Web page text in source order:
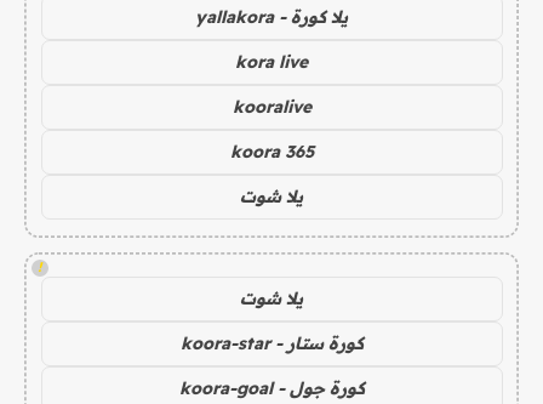
يلا كورة - yallakora
kora live
kooralive
koora 365
يلا شوت
!
يلا شوت
كورة ستار - koora-star
كورة جول - koora-goal